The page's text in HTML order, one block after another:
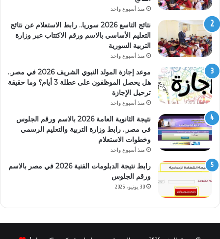
منذ أسبوع واحد
نتائج التاسع 2026 سوريا.. رابط الاستعلام عن نتائج
التعليم الأساسي بالاسم ورقم الاكتتاب عبر وزارة
التربية السورية
منذ أسبوع واحد
موعد إجازة المولد النبوي الشريف 2026 في مصر..
هل يحصل الموظفون على عطلة 3 أيام؟ وما حقيقة
ترحيل الإجازة
منذ أسبوع واحد
نتيجة الثانوية العامة 2026 بالاسم ورقم الجلوس
في مصر.. رابط وزارة التربية والتعليم الرسمي
وخطوات الاستعلام
منذ أسبوع واحد
رابط نتيجة الدبلومات الفنية 2026 في مصر بالاسم
ورقم الجلوس
30 يونيو، 2026